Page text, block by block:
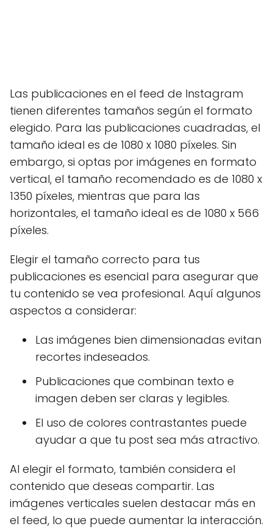
Las publicaciones en el feed de Instagram
tienen diferentes tamaños según el formato
elegido. Para las publicaciones cuadradas, el
tamaño ideal es de 1080 x 1080 píxeles. Sin
embargo, si optas por imágenes en formato
vertical, el tamaño recomendado es de 1080 x
1350 píxeles, mientras que para las
horizontales, el tamaño ideal es de 1080 x 566
píxeles.
Elegir el tamaño correcto para tus
publicaciones es esencial para asegurar que
tu contenido se vea profesional. Aquí algunos
aspectos a considerar:
Las imágenes bien dimensionadas evitan
recortes indeseados.
Publicaciones que combinan texto e
imagen deben ser claras y legibles.
El uso de colores contrastantes puede
ayudar a que tu post sea más atractivo.
Al elegir el formato, también considera el
contenido que deseas compartir. Las
imágenes verticales suelen destacar más en
el feed, lo que puede aumentar la interacción.